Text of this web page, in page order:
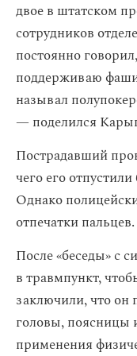
двое в штатском
сотрудников
постоянно
поддерживаю
называл
— поделился
Пострадавший
чего его
Однако
отпечатки пальцев.
После «беседы» с
в травмпункт,
заключили, что он
головы, поясницы
применения